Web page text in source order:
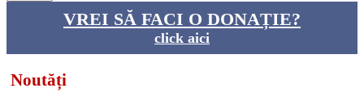
VREI SĂ FACI O DONAȚIE?
click aici
Noutăți